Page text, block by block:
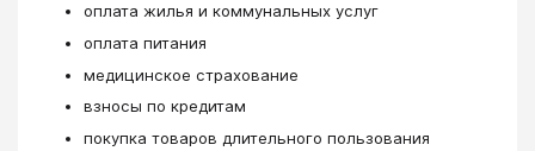
оплата жилья и коммунальных услуг
оплата питания
медицинское страхование
взносы по кредитам
покупка товаров длительного пользования